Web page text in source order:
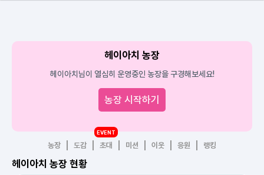
헤이아치 농장
헤이아치님이 열심히 운영중인 농장을 구경해보세요!
농장 시작하기
농장 도감 초대
EVENT
미션 이웃 응원 랭킹
헤이아치 농장 현황